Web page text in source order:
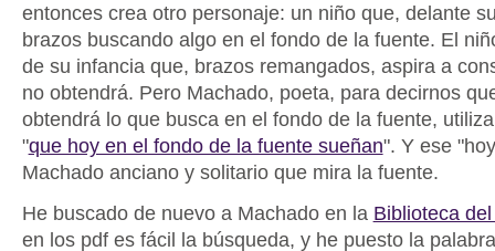
entonces crea otro personaje: un niño que, delante
brazos buscando algo en el fondo de la fuente. El
de su infancia que, brazos remangados, aspira a
no obtendrá. Pero Machado, poeta, para decirnos
obtendrá lo que busca en el fondo de la fuente,
"que hoy en el fondo de la fuente sueñan". Y ese
Machado anciano y solitario que mira la fuente.
He buscado de nuevo a Machado en la Biblioteca
en los pdf es fácil la búsqueda, y he puesto la